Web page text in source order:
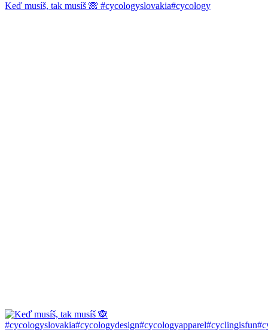
Keď musíš, tak musíš 🙈 #cycologyslovakia#cycology